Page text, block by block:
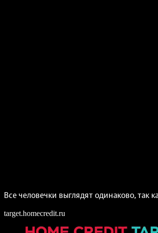
Все человечки выглядят одинаково,
target.homecredit.ru